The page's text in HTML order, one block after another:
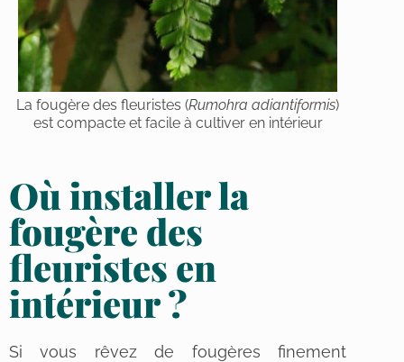
La fougère des fleuristes (Rumohra adiantiformis)
est compacte et facile à cultiver en intérieur
Où installer la
fougère des
fleuristes en
intérieur ?
Si vous rêvez de fougères finement